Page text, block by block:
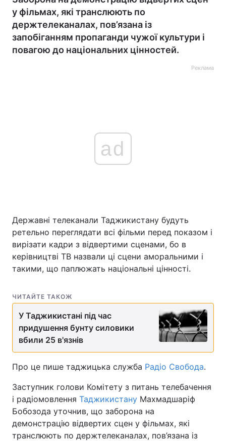
у фільмах, які транслюють по
держтелеканалах, пов’язана із
запобіганням пропаганди чужої культури і
повагою до національних цінностей.
Реклама
ad
Державні телеканали Таджикистану будуть
ретельно переглядати всі фільми перед показом і
вирізати кадри з відвертими сценами, бо в
керівництві ТВ назвали ці сцени аморальними і
такими, що паплюжать національні цінності.
ЧИТАЙТЕ ТАКОЖ
У Таджикистані під час
придушення бунту силовики
вбили 25 в'язнів
Про це пише таджицька служба Радіо Свобода.
Заступник голови Комітету з питань телебачення
і радіомовлення Таджикистану Махмадшаріф
Бобозода уточнив, що заборона на
демонстрацію відвертих сцен у фільмах, які
транслюють по держтелеканалах, пов’язана із